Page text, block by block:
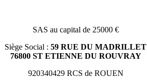
SAS au capital de 25000 €
Siège Social : 59 RUE DU MADRILLET
76800 ST ETIENNE DU ROUVRAY
920340429 RCS de ROUEN